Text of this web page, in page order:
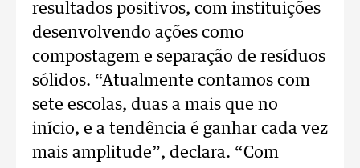
resultados positivos, com instituições
desenvolvendo ações como
compostagem e separação de resíduos
sólidos. “Atualmente contamos com
sete escolas, duas a mais que no
início, e a tendência é ganhar cada vez
mais amplitude”, declara. “Com